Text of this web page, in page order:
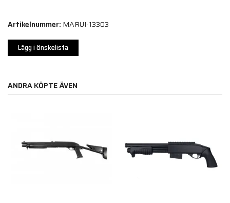
Artikelnummer: MARUI-13303
Lägg i önskelista
ANDRA KÖPTE ÄVEN